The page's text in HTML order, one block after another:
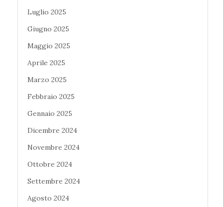
Luglio 2025
Giugno 2025
Maggio 2025
Aprile 2025
Marzo 2025
Febbraio 2025
Gennaio 2025
Dicembre 2024
Novembre 2024
Ottobre 2024
Settembre 2024
Agosto 2024